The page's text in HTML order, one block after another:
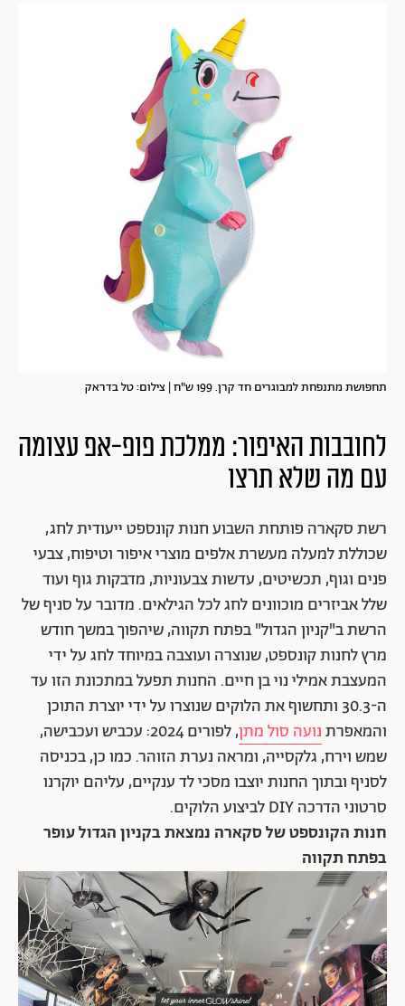
תחפושת מתנפחת למבוגרים חד קרן. 199 ש"ח | צילום: טל בדראק
לחובבות האיפור: ממלכת פופ-אפ עצומה
עם מה שלא תרצו
רשת סקארה פותחת השבוע חנות קונספט ייעודית לחג,
שכוללת למעלה מעשרת אלפים מוצרי איפור וטיפוח, צבעי
פנים וגוף, תכשיטים, עדשות צבעוניות, מדבקות גוף ועוד
שלל אביזרים מוכוונים לחג לכל הגילאים. מדובר על סניף של
הרשת ב"קניון הגדול" בפתח תקווה, שיהפוך במשך חודש
מרץ לחנות קונספט, שנוצרה ועוצבה במיוחד לחג על ידי
המעצבת אמילי נוי בן חיים. החנות תפעל במתכונת הזו עד
ה-30.3 ותחשוף את הלוקים שנוצרו על ידי יוצרת התוכן
והמאפרתנועה סול מתן
, לפורים 2024: עכביש ועכבישה,
שמש וירח, גלקסייה, ומראה נערת הזוהר. כמו כן, בכניסה
לסניף ובתוך החנות יוצבו מסכי לד ענקיים, עליהם יוקרנו
סרטוני הדרכה DIY לביצוע הלוקים.
חנות הקונספט של סקארה נמצאת בקניון הגדול עופר
בפתח תקווה